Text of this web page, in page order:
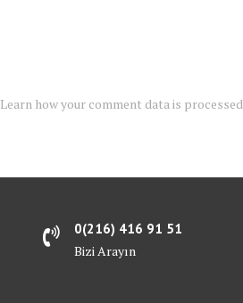
Learn how your comment data is processed
0(216) 416 91 51
Bizi Arayın